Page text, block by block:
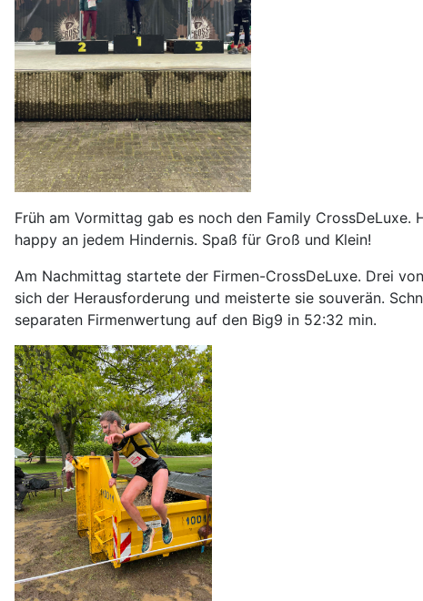
Früh am Vormittag gab es noch den Family
happy an jedem Hindernis. Spaß für Groß und Klein!
Am Nachmittag startete der Firmen-CrossDeLuxe. Drei
sich der Herausforderung und meisterte sie souverän.
separaten Firmenwertung auf den Big9 in 52:32 min.